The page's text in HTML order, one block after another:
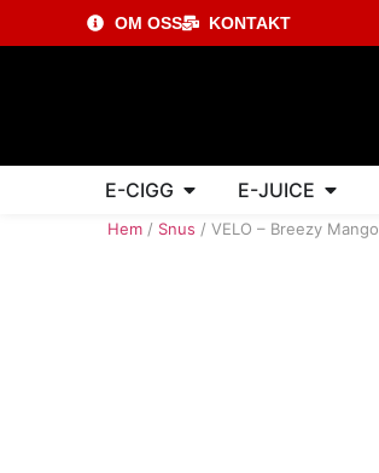
OM OSS KONTAKT
E-CIGG E-JUICE
Hem / Snus / VELO – Breezy Mango